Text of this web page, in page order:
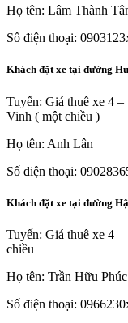
Họ tên: Lâm Thành
Số điện thoại:
Khách đặt xe tại đường
Tuyến: Giá thuê xe 4
Vinh ( một chiều )
Họ tên: Anh Lân
Số điện thoại:
Khách đặt xe tại đường
Tuyến: Giá thuê xe 4
chiều
Họ tên: Trần Hữu Phúc
Số điện thoại: